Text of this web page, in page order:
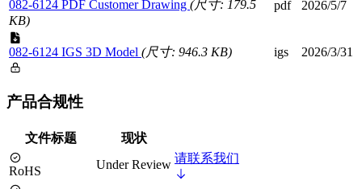
082-6124 PDF Customer Drawing (尺寸: 179.5
KB)
pdf 2026/5/7
082-6124 IGS 3D Model (尺寸: 946.3 KB) igs 2026/3/31
产品合规性
文件标题 现状
RoHS Under Review 请联系我们